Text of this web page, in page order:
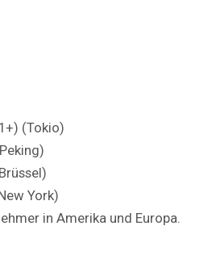
(Tokio)
York)
in Amerika und Europa.